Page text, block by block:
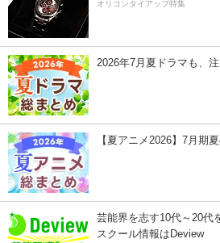
オリコンタイアップ特集
2026年7月夏ドラマも、
【夏アニメ2026】7月期
芸能界を志す10代～20代
スクール情報はDeview